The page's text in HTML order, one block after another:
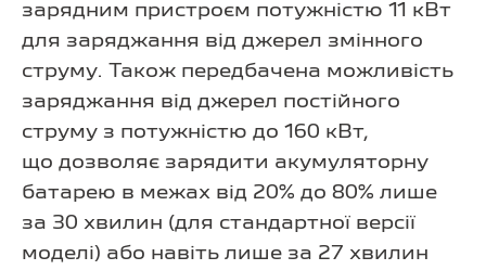
зарядним пристроєм потужністю 11 кВт
для заряджання від джерел змінного
струму. Також передбачена можливість
заряджання від джерел постійного
струму з потужністю до 160 кВт,
що дозволяє зарядити акумуляторну
батарею в межах від 20% до 80% лише
за 30 хвилин (для стандартної версії
моделі) або навіть лише за 27 хвилин